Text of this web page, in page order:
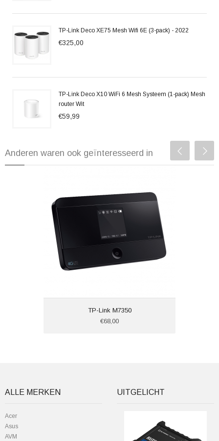
TP-Link Deco XE75 Mesh Wifi 6E (3-pack) - 2022
€325,00
TP-Link Deco X10 WiFi 6 Mesh Systeem (1-pack) Mesh
router Wit
€59,99
Anderen waren ook geïnteresseerd in
TP-Link M7350
€68,00
ALLE MERKEN
Acer
Asus
AVM
UITGELICHT